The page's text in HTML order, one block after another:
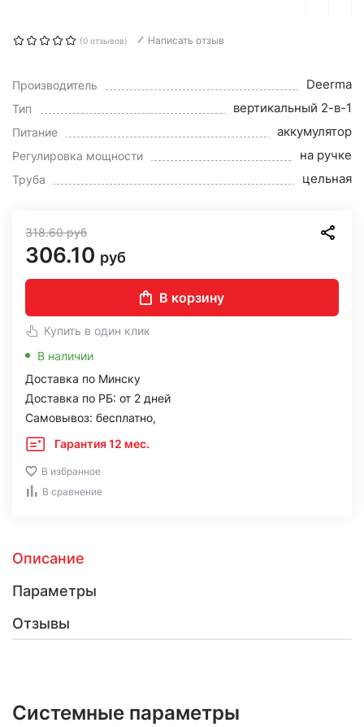
(0 отзывов) Написать отзыв
Производитель Deerma
Тип вертикальный 2-в-1
Питание аккумулятор
Регулировка мощности на ручке
Труба цельная
318.60руб
306.10 руб
В корзину
Купить в один клик
В наличии
Доставка по Минску
Доставка по РБ: от 2 дней
Самовывоз: бесплатно,
Гарантия 12 мес.
В избранное
В сравнение
Описание
Параметры
Отзывы
Системные параметры